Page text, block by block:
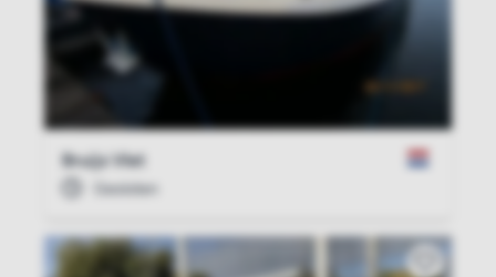
Bruijs Vlet
Gesloten